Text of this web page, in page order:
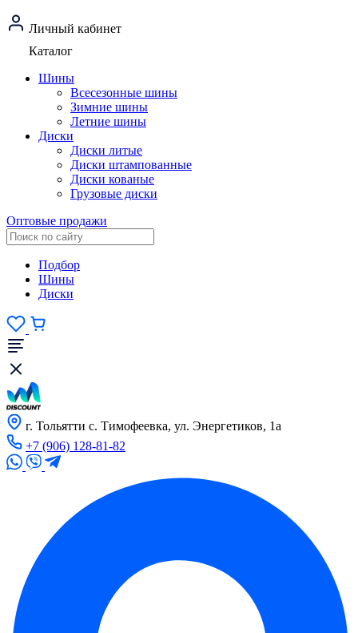
Личный кабинет
Каталог
Шины
Всесезонные шины
Зимние шины
Летние шины
Диски
Диски литые
Диски штампованные
Диски кованые
Грузовые диски
Оптовые продажи
Подбор
Шины
Диски
г. Тольятти с. Тимофеевка, ул. Энергетиков, 1а
+7 (906) 128-81-82